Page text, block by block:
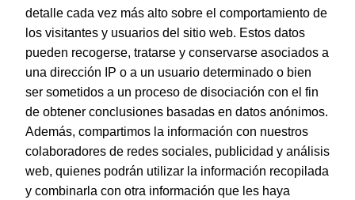
Dohe – Archivador Archinovo folio lomo estrecho con rado
EAN: 8421938091236
© Dohe - Camino de Madrid, 14
28970 • Humanes de Madrid (Madrid)
ESPAÑA
detalle cada vez más alto sobre el comportamiento de
los visitantes y usuarios del sitio web. Estos datos
pueden recogerse, tratarse y conservarse asociados a
una dirección IP o a un usuario determinado o bien
ser sometidos a un proceso de disociación con el fin
de obtener conclusiones basadas en datos anónimos.
Además, compartimos la información con nuestros
colaboradores de redes sociales, publicidad y análisis
web, quienes podrán utilizar la información recopilada
y combinarla con otra información que les haya